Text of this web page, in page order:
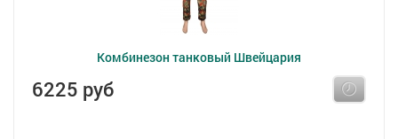
Комбинезон танковый Швейцария
6225 руб